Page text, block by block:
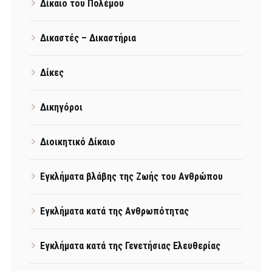
Δίκαιο του Πολέμου
Δικαστές – Δικαστήρια
Δίκες
Δικηγόροι
Διοικητικό Δίκαιο
Εγκλήματα βλάβης της Ζωής του Ανθρώπου
Εγκλήματα κατά της Ανθρωπότητας
Εγκλήματα κατά της Γενετήσιας Ελευθερίας